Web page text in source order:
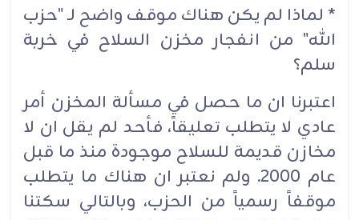
* لماذا لم يكن هناك موقف واضح لـ "حزب
الله" من انفجار مخزن السلاح في خربة
سلم؟
اعتبرنا ان ما حصل في مسألة المخزن أمر
عادي لا يتطلب تعليقاً، فأحد لم يقل ان لا
مخازن قديمة للسلاح موجودة منذ ما قبل
عام 2000. ولم نعتبر ان هناك ما يتطلب
موقفاً رسمياً من الحزب، وبالتالي سكتنا